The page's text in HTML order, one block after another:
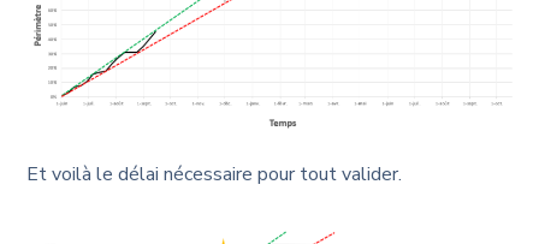
Et voilà le délai nécessaire pour tout valider.